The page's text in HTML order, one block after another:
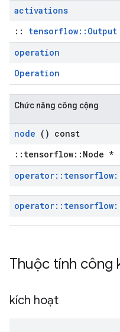
activations
:: tensorflow::Output
operation
Operation
Chức năng công cộng
node () const
::tensorflow::Node *
operator:: tensorflow
operator:: tensorflow
Thuộc tính công
kích hoạt